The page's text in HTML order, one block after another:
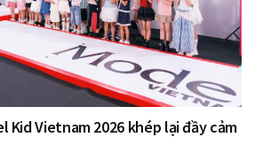
Kid Vietnam 2026 khép lại đầy cảm